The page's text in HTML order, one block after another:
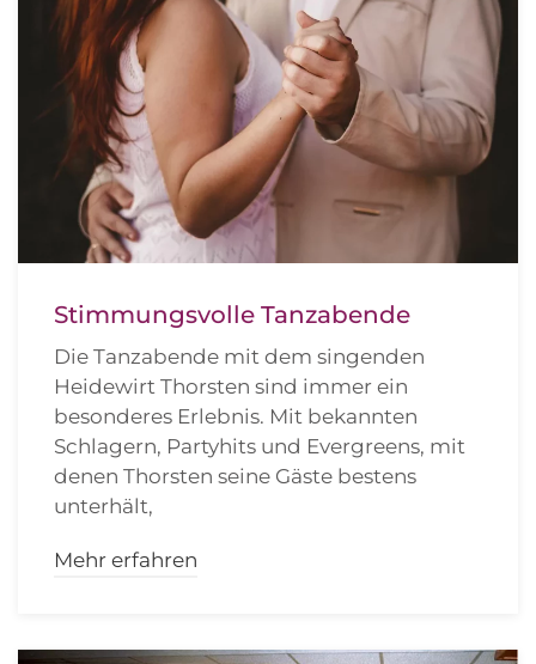
Stimmungsvolle Tanzabende
Die Tanzabende mit dem singenden
Heidewirt Thorsten sind immer ein
besonderes Erlebnis. Mit bekannten
Schlagern, Partyhits und Evergreens, mit
denen Thorsten seine Gäste bestens
unterhält,
Mehr erfahren